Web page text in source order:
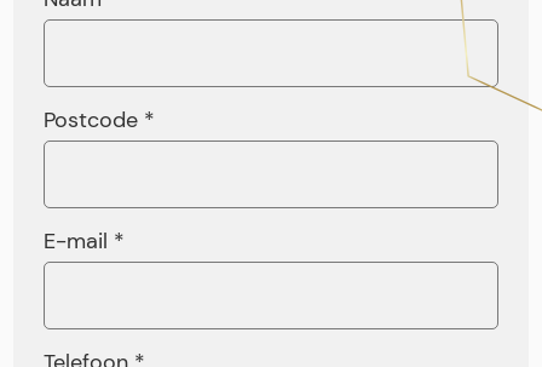
Postcode *
E-mail *